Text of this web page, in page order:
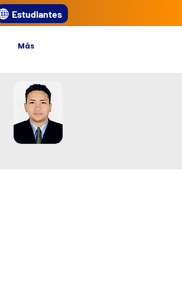
Estudiantes
Más